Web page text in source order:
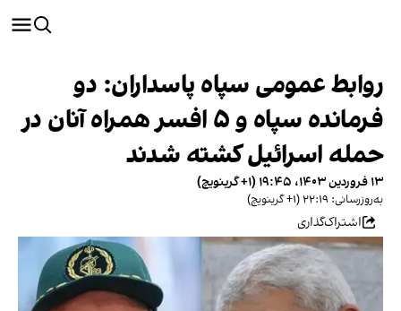
روابط عمومی سپاه پاسداران: دو
فرمانده سپاه و ۵ افسر همراه آنان در
حمله اسرائیل کشته شدند
۱۳ فروردین ۱۴۰۳، ۱۹:۴۵ (‎+۱ گرینویچ)
به‌روزرسانی: ۲۲:۱۹ (‎+۱ گرینویچ)
اشتراک‌گذاری